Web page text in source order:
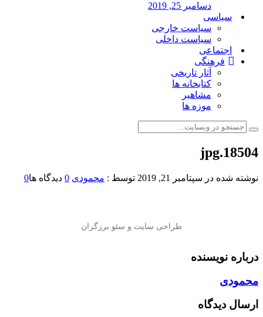
دسامبر 25, 2019
سیاسی
سیاست خارجی
سیاست داخلی
اجتماعی
فرهنگی
آثار تاریخی
کتابخانه ها
مشاهیر
موزه ها
18504.jpg
نوشته شده در سپتامبر 21, 2019 توسط : محمودی 0 دیدگاه ها0
درباره نویسنده
محمودی
ارسال دیدگاه